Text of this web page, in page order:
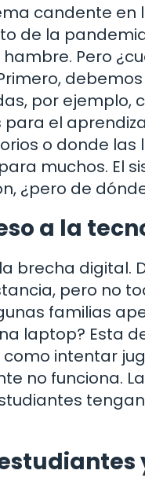
candente en
de la
Pero
por ejemplo,
el
o donde
muchos. El
¿pero de
a la
brecha digital.
pero no
familias
laptop? Esta
intentar
no funciona.